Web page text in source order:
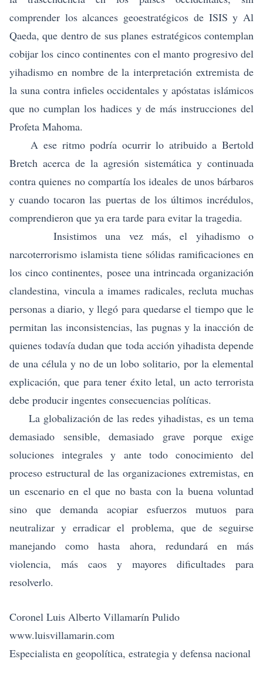
comprender los alcances geoestratégicos de ISIS y Al
Qaeda, que dentro de sus planes estratégicos contemplan
cobijar los cinco continentes con el manto progresivo del
yihadismo en nombre de la interpretación extremista de
la suna contra infieles occidentales y apóstatas islámicos
que no cumplan los hadices y de más instrucciones del
Profeta Mahoma.
A ese ritmo podría ocurrir lo atribuido a Bertold
Bretch acerca de la agresión sistemática y continuada
contra quienes no compartía los ideales de unos bárbaros
y cuando tocaron las puertas de los últimos incrédulos,
comprendieron que ya era tarde para evitar la tragedia.
Insistimos una vez más, el yihadismo o
narcoterrorismo islamista tiene sólidas ramificaciones en
los cinco continentes, posee una intrincada organización
clandestina, vincula a imames radicales, recluta muchas
personas a diario, y llegó para quedarse el tiempo que le
permitan las inconsistencias, las pugnas y la inacción de
quienes todavía dudan que toda acción yihadista depende
de una célula y no de un lobo solitario, por la elemental
explicación, que para tener éxito letal, un acto terrorista
debe producir ingentes consecuencias políticas.
La globalización de las redes yihadistas, es un tema
demasiado sensible, demasiado grave porque exige
soluciones integrales y ante todo conocimiento del
proceso estructural de las organizaciones extremistas, en
un escenario en el que no basta con la buena voluntad
sino que demanda acopiar esfuerzos mutuos para
neutralizar y erradicar el problema, que de seguirse
manejando como hasta ahora, redundará en más
violencia, más caos y mayores dificultades para
resolverlo.
Coronel Luis Alberto Villamarín Pulido
www.luisvillamarin.com
Especialista en geopolítica, estrategia y defensa nacional